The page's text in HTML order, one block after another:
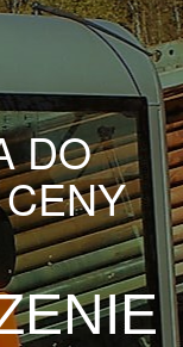
DO